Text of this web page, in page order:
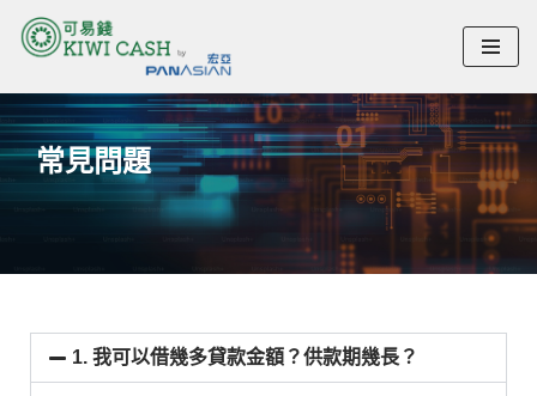
Skip
to
content
常見問題
1. 我可以借幾多貸款金額？供款期幾長？